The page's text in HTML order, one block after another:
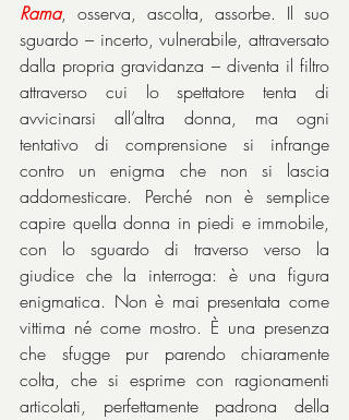
Rama, osserva, ascolta, assorbe. Il suo
sguardo – incerto, vulnerabile, attraversato
dalla propria gravidanza – diventa il filtro
attraverso cui lo spettatore tenta di
avvicinarsi all’altra donna, ma ogni
tentativo di comprensione si infrange
contro un enigma che non si lascia
addomesticare. Perché non è semplice
capire quella donna in piedi e immobile,
con lo sguardo di traverso verso la
giudice che la interroga: è una figura
enigmatica. Non è mai presentata come
vittima né come mostro. È una presenza
che sfugge pur parendo chiaramente
colta, che si esprime con ragionamenti
articolati, perfettamente padrona della